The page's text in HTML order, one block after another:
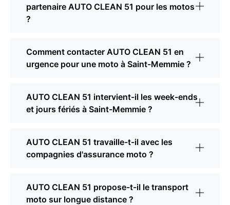
partenaire AUTO CLEAN 51 pour les motos
?
Comment contacter AUTO CLEAN 51 en
urgence pour une moto à Saint-Memmie ?
AUTO CLEAN 51 intervient-il les week-ends
et jours fériés à Saint-Memmie ?
AUTO CLEAN 51 travaille-t-il avec les
compagnies d'assurance moto ?
AUTO CLEAN 51 propose-t-il le transport
moto sur longue distance ?